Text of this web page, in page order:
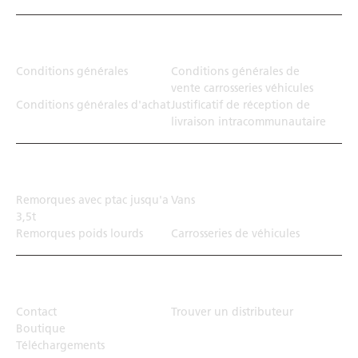
Conditions générales
Conditions générales de
vente carrosseries véhicules
Conditions générales d'achatJustificatif de réception de
livraison intracommunautaire
Remorques avec ptac jusqu'a
3,5t
Vans
Remorques poids lourds Carrosseries de véhicules
Contact
Trouver un distributeur
Boutique
Téléchargements